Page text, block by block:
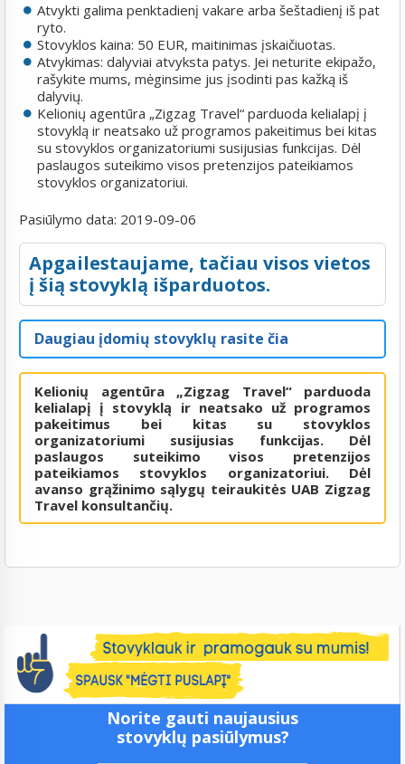
Atvykti galima penktadienį vakare arba šeštadienį iš pat
ryto.
Stovyklos kaina: 50 EUR, maitinimas įskaičiuotas.
Atvykimas: dalyviai atvyksta patys. Jei neturite ekipažo,
rašykite mums, mėginsime jus įsodinti pas kažką iš
dalyvių.
Kelionių agentūra „Zigzag Travel“ parduoda kelialapį į
stovyklą ir neatsako už programos pakeitimus bei kitas
su stovyklos organizatoriumi susijusias funkcijas. Dėl
paslaugos suteikimo visos pretenzijos pateikiamos
stovyklos organizatoriui.
Pasiūlymo data: 2019-09-06
Apgailestaujame, tačiau visos vietos
į šią stovyklą išparduotos.
Daugiau įdomių stovyklų rasite čia
Kelionių agentūra „Zigzag Travel“ parduoda
kelialapį į stovyklą ir neatsako už programos
pakeitimus bei kitas su stovyklos
organizatoriumi susijusias funkcijas. Dėl
paslaugos suteikimo visos pretenzijos
pateikiamos stovyklos organizatoriui. Dėl
avanso grąžinimo sąlygų teiraukitės UAB Zigzag
Travel konsultančių.
Norite gauti naujausius
stovyklų pasiūlymus?